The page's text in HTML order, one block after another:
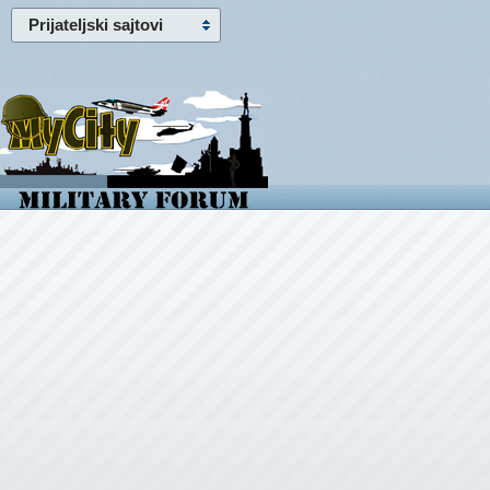
Prijateljski sajtovi